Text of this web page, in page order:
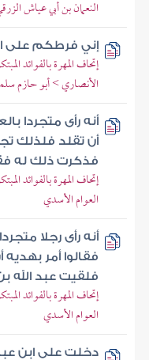
النعمان بن أبي عياش
إني فرطكم على
إتحاف المهرة بالفوائد
الأنصاري > أبو حازم
أنه رأى متجردا
أن تقلد فلذلك
فذكرت ذلك له
إتحاف المهرة بالفوائد
العوام الأسدي
أنه رأى رجلا
فقالوا أمر
فلقيت عبد الله
إتحاف المهرة بالفوائد
العوام الأسدي
دخلت على ابن